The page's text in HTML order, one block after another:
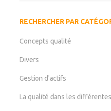
RECHERCHER PAR
Concepts qualité
Divers
Gestion d'actifs
La qualité dans les